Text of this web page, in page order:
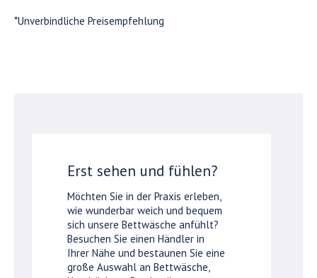
*Unverbindliche Preisempfehlung
Erst sehen und fühlen?
Möchten Sie in der Praxis erleben,
wie wunderbar weich und bequem
sich unsere Bettwäsche anfühlt?
Besuchen Sie einen Händler in
Ihrer Nähe und bestaunen Sie eine
große Auswahl an Bettwäsche,